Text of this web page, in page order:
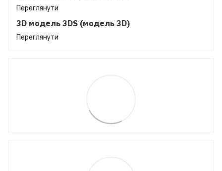
Переглянути
3D модель 3DS (модель 3D)
Переглянути